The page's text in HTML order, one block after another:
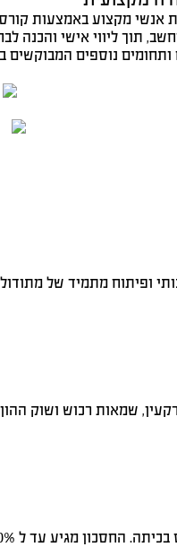
מקצוע באמצעות
תוך ליווי אישי והכנה
נוספים המבוקשים
ופיתוח מתמיד של
שמאות רכוש ושוק
עד ל 80% - חסכון שמגיע לכיס שלך.